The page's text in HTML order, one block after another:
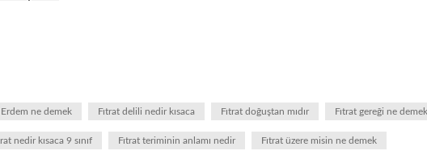
Erdem ne demek Fıtrat delili nedir kısaca Fıtrat doğuştan mıdır Fıtrat gereği ne demek
nedir kısaca 9 sınıf Fıtrat teriminin anlamı nedir Fıtrat üzere misin ne demek